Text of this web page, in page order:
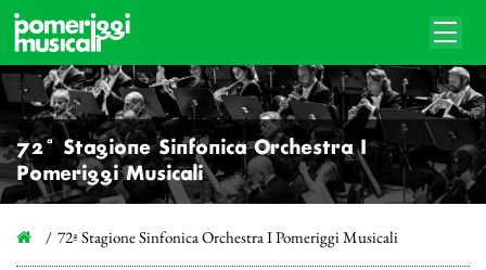
72ª Stagione Sinfonica Orchestra I
Pomeriggi Musicali
72ª Stagione Sinfonica Orchestra I Pomeriggi Musicali